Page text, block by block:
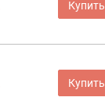
Купить
Купить